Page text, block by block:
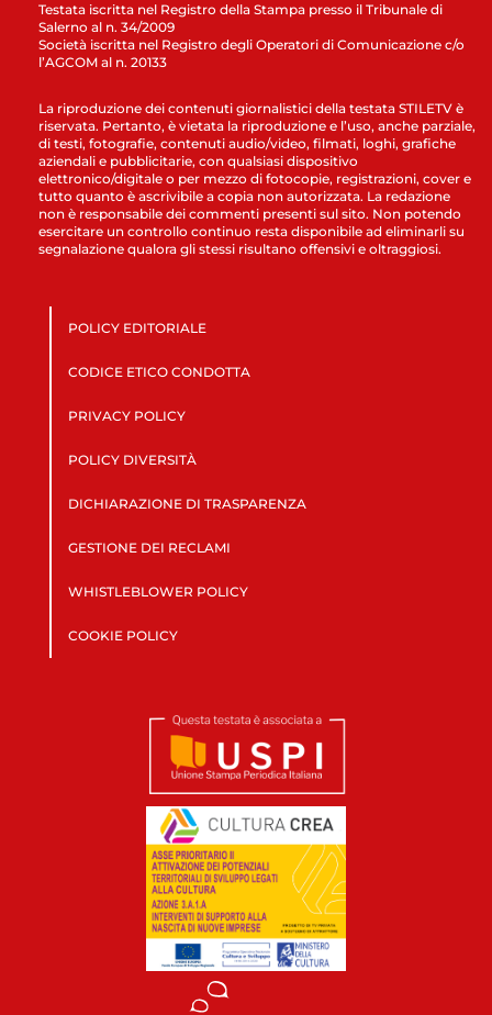
Testata iscritta nel Registro della Stampa presso il Tribunale di
Salerno al n. 34/2009
Società iscritta nel Registro degli Operatori di Comunicazione c/o
l’AGCOM al n. 20133
La riproduzione dei contenuti giornalistici della testata STILETV è
riservata. Pertanto, è vietata la riproduzione e l’uso, anche parziale,
di testi, fotografie, contenuti audio/video, filmati, loghi, grafiche
aziendali e pubblicitarie, con qualsiasi dispositivo
elettronico/digitale o per mezzo di fotocopie, registrazioni, cover e
tutto quanto è ascrivibile a copia non autorizzata. La redazione
non è responsabile dei commenti presenti sul sito. Non potendo
esercitare un controllo continuo resta disponibile ad eliminarli su
segnalazione qualora gli stessi risultano offensivi e oltraggiosi.
POLICY EDITORIALE
CODICE ETICO CONDOTTA
PRIVACY POLICY
POLICY DIVERSITÀ
DICHIARAZIONE DI TRASPARENZA
GESTIONE DEI RECLAMI
WHISTLEBLOWER POLICY
COOKIE POLICY